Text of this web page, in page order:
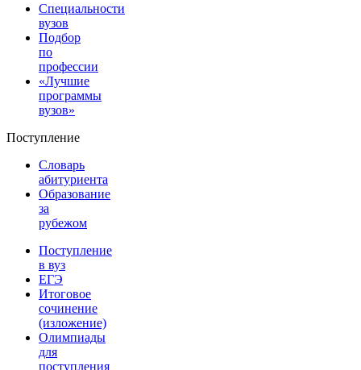
Специальности
вузов
Подбор
по
профессии
«Лучшие
программы
вузов»
Поступление
Словарь
абитуриента
Образование
за
рубежом
Поступление
в вуз
ЕГЭ
Итоговое
сочинение
(изложение)
Олимпиады
для
поступления